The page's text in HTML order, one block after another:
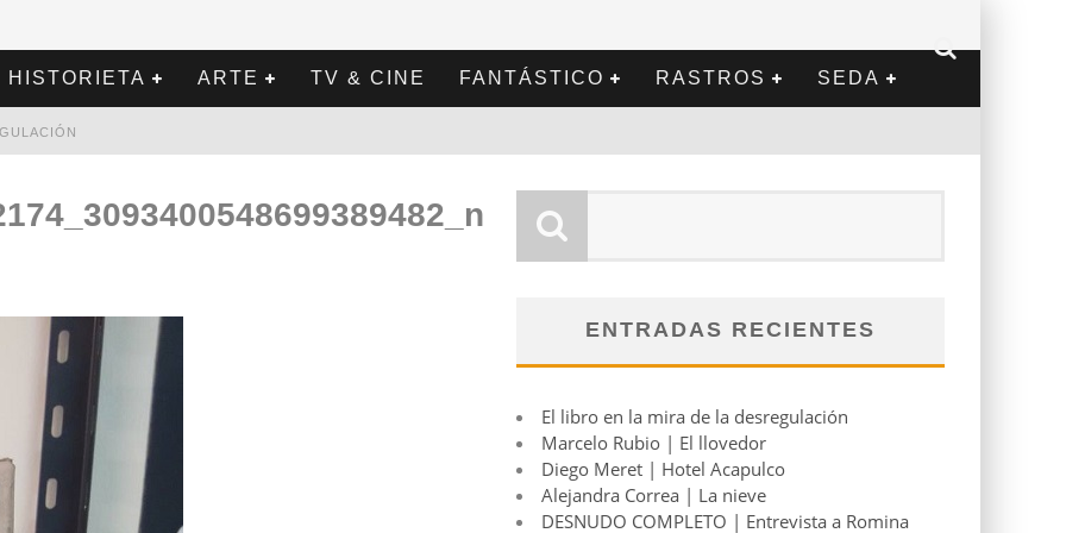
HISTORIETA ARTE TV & CINE FANTÁSTICO RASTROS SEDA
ENTRADAS RECIENTES
El libro en la mira de la desregulación
Marcelo Rubio | El llovedor
Diego Meret | Hotel Acapulco
Alejandra Correa | La nieve
DESNUDO COMPLETO | Entrevista a Romina